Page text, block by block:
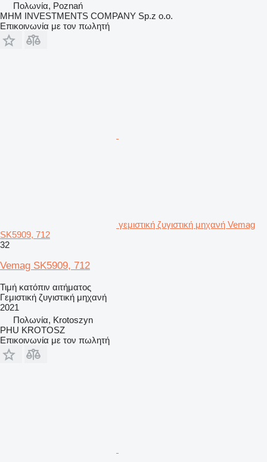
Πολωνία, Poznań
MHM INVESTMENTS COMPANY Sp.z o.o.
Επικοινωνία με τον πωλητή
γεμιστική ζυγιστική μηχανή Vemag
SK5909, 712
32
Vemag SK5909, 712
Τιμή κατόπιν αιτήματος
Γεμιστική ζυγιστική μηχανή
2021
Πολωνία, Krotoszyn
PHU KROTOSZ
Επικοινωνία με τον πωλητή